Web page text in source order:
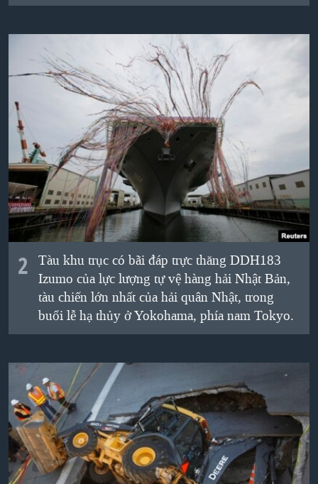
2
Tàu khu trục có bãi đáp trực thăng DDH183
Izumo của lực lượng tự vệ hàng hải Nhật Bản,
tàu chiến lớn nhất của hải quân Nhật, trong
buổi lễ hạ thủy ở Yokohama, phía nam Tokyo.